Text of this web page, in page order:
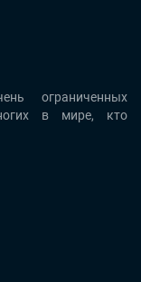
ограниченных
в мире, кто